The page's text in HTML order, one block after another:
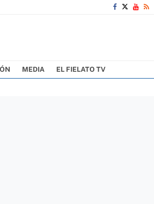
MEDIA EL FIELATO TV